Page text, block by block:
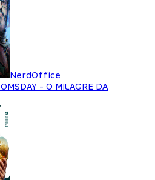
NerdOffice
- O MILAGRE DA